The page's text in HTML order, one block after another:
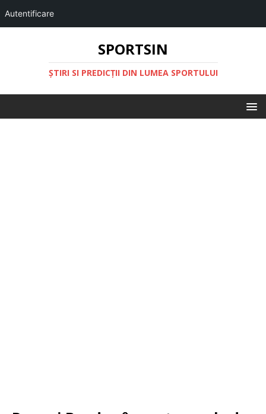
Autentificare
SPORTSIN
ŞTIRI SI PREDICŢII DIN LUMEA SPORTULUI